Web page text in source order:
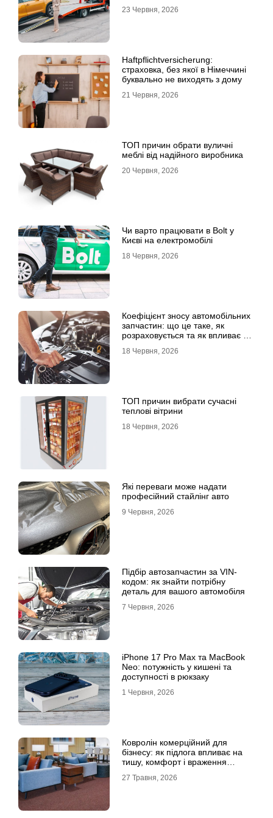
23 Червня, 2026
Haftpflichtversicherung:
страховка, без якої в Німеччині
буквально не виходять з дому
21 Червня, 2026
ТОП причин обрати вуличні
меблі від надійного виробника
20 Червня, 2026
Чи варто працювати в Bolt у
Києві на електромобілі
18 Червня, 2026
Коефіцієнт зносу автомобільних
запчастин: що це таке, як
розраховується та як впливає на
18 Червня, 2026
ТОП причин вибрати сучасні
теплові вітрини
18 Червня, 2026
Які переваги може надати
професійний стайлінг авто
9 Червня, 2026
Підбір автозапчастин за VIN-
кодом: як знайти потрібну
деталь для вашого автомобіля
7 Червня, 2026
iPhone 17 Pro Max та MacBook
Neo: потужність у кишені та
доступності в рюкзаку
1 Червня, 2026
Ковролін комерційний для
бізнесу: як підлога впливає на
тишу, комфорт і враження
27 Травня, 2026